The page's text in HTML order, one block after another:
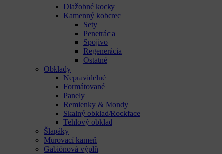
Dlažobné kocky
Kamenný koberec
Sety
Penetrácia
Spojivo
Regenerácia
Ostatné
Obklady
Nepravidelné
Formátované
Panely
Remienky & Mondy
Skalný obklad/Rockface
Tehlový obklad
Šlapáky
Murovací kameň
Gabiónová výplň